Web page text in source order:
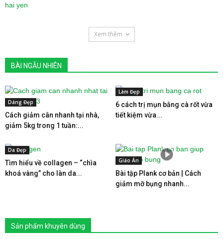
Xem thêm
BÀI NGẪU NHIÊN
Dáng Đẹp
Cách giảm cân nhanh tại nhà,
giảm 5kg trong 1 tuần:...
Làm Đẹp
6 cách trị mụn bằng cà rốt vừa
tiết kiệm vừa...
Da Đẹp
Tìm hiểu về collagen – “chìa
khoá vàng” cho làn da...
Giáo Án
Bài tập Plank cơ bản | Cách
giảm mỡ bụng nhanh...
Sản phẩm khuyên dùng